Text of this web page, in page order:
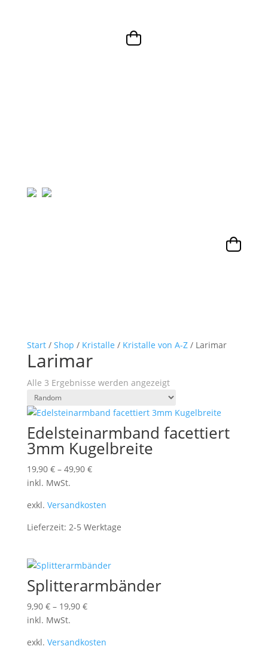
Start/ Shop / Kristalle / Kristalle von A-Z/ Larimar
Larimar
Alle 3 Ergebnisse werden angezeigt
Edelsteinarmband facettiert
3mm Kugelbreite
19,90 €– 49,90 €
inkl. MwSt.
exkl. Versandkosten
Lieferzeit: 2-5 Werktage
Splitterarmbänder
9,90 €– 19,90 €
inkl. MwSt.
exkl. Versandkosten